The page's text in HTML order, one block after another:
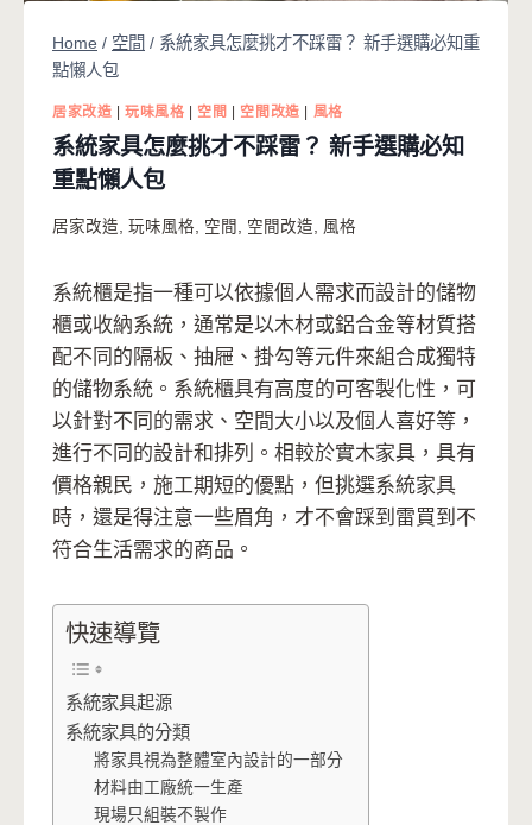
Home / 空間 / 系統家具怎麼挑才不踩雷？ 新手選購必知重
點懶人包
居家改造 |玩味風格 空間 空間改造 風格
系統家具怎麼挑才不踩雷？ 新手選購必知
重點懶人包
居家改造 玩味風格 空間 空間改造 風格
系統櫃是指一種可以依據個人需求而設計的儲物
櫃或收納系統，通常是以木材或鋁合金等材質搭
配不同的隔板、抽屜、掛勾等元件來組合成獨特
的儲物系統。系統櫃具有高度的可客製化性，可
以針對不同的需求、空間大小以及個人喜好等，
進行不同的設計和排列。相較於實木家具，具有
價格親民，施工期短的優點，但挑選系統家具
時，還是得注意一些眉角，才不會踩到雷買到不
符合生活需求的商品。
快速導覽
系統家具起源
系統家具的分類
將家具視為整體室內設計的一部分
材料由工廠統一生產
現場只組裝不製作